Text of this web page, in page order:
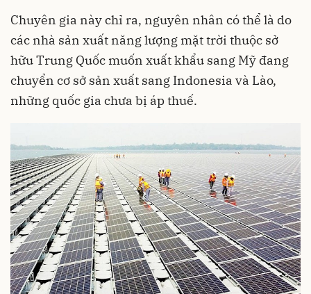
Chuyên gia này chỉ ra, nguyên nhân có thể là do
các nhà sản xuất năng lượng mặt trời thuộc sở
hữu Trung Quốc muốn xuất khẩu sang Mỹ đang
chuyển cơ sở sản xuất sang Indonesia và Lào,
những quốc gia chưa bị áp thuế.